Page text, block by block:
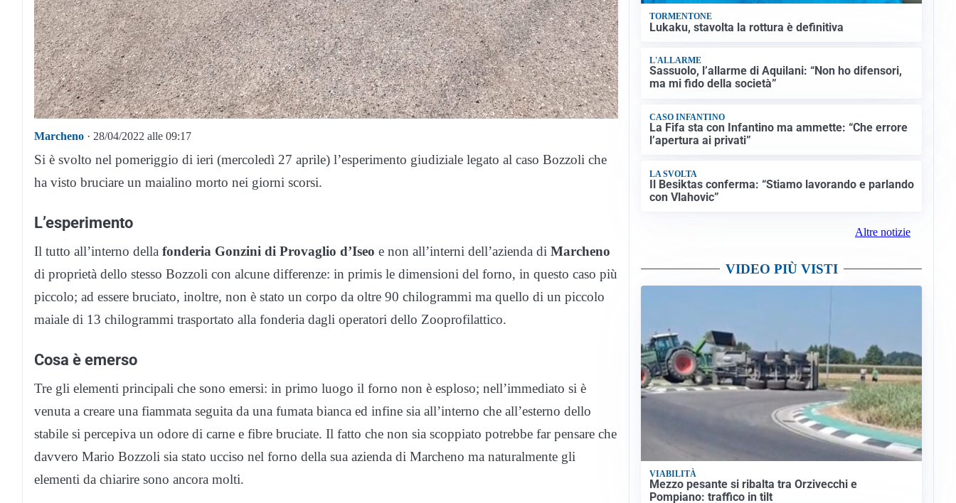
Marcheno · 28/04/2022 alle 09:17
Si è svolto nel pomeriggio di ieri (mercoledì 27 aprile) l’esperimento giudiziale legato al caso Bozzoli che
ha visto bruciare un maialino morto nei giorni scorsi.
L’esperimento
Il tutto all’interno della fonderia Gonzini di Provaglio d’Iseo e non all’interni dell’azienda di Marcheno
di proprietà dello stesso Bozzoli con alcune differenze: in primis le dimensioni del forno, in questo caso più
piccolo; ad essere bruciato, inoltre, non è stato un corpo da oltre 90 chilogrammi ma quello di un piccolo
maiale di 13 chilogrammi trasportato alla fonderia dagli operatori dello Zooprofilattico.
Cosa è emerso
Tre gli elementi principali che sono emersi: in primo luogo il forno non è esploso; nell’immediato si è
venuta a creare una fiammata seguita da una fumata bianca ed infine sia all’interno che all’esterno dello
stabile si percepiva un odore di carne e fibre bruciate. Il fatto che non sia scoppiato potrebbe far pensare che
davvero Mario Bozzoli sia stato ucciso nel forno della sua azienda di Marcheno ma naturalmente gli
elementi da chiarire sono ancora molti.
TORMENTONE
Lukaku, stavolta la rottura è definitiva
L'ALLARME
Sassuolo, l’allarme di Aquilani: “Non ho difensori,
ma mi fido della società”
CASO INFANTINO
La Fifa sta con Infantino ma ammette: “Che errore
l’apertura ai privati”
LA SVOLTA
Il Besiktas conferma: “Stiamo lavorando e parlando
con Vlahovic”
Altre notizie
VIDEO PIÙ VISTI
VIABILITÀ
Mezzo pesante si ribalta tra Orzivecchi e
Pompiano: traffico in tilt